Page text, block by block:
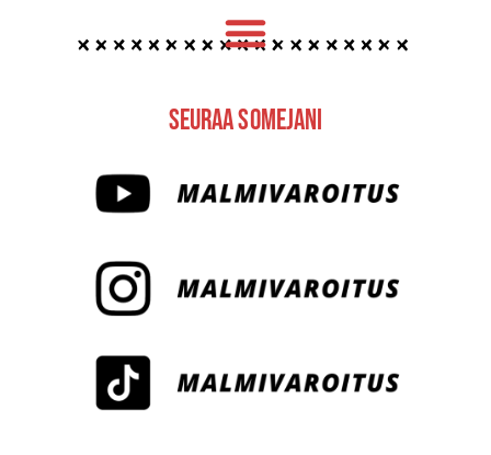
Seuraa Somejani